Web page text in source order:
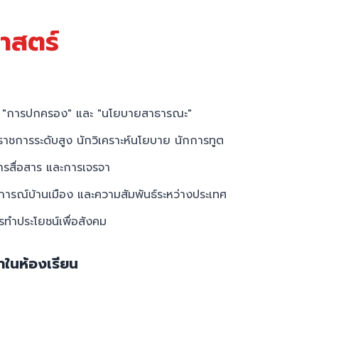
สตร์
การปกครอง" และ "นโยบายสาธารณะ"
ชการระดับสูง นักวิเคราะห์นโยบาย นักการทูต
อสาร และการเจรจา
รณ์บ้านเมือง และความสัมพันธ์ระหว่างประเทศ
ำประโยชน์เพื่อสังคม
นห้องเรียน